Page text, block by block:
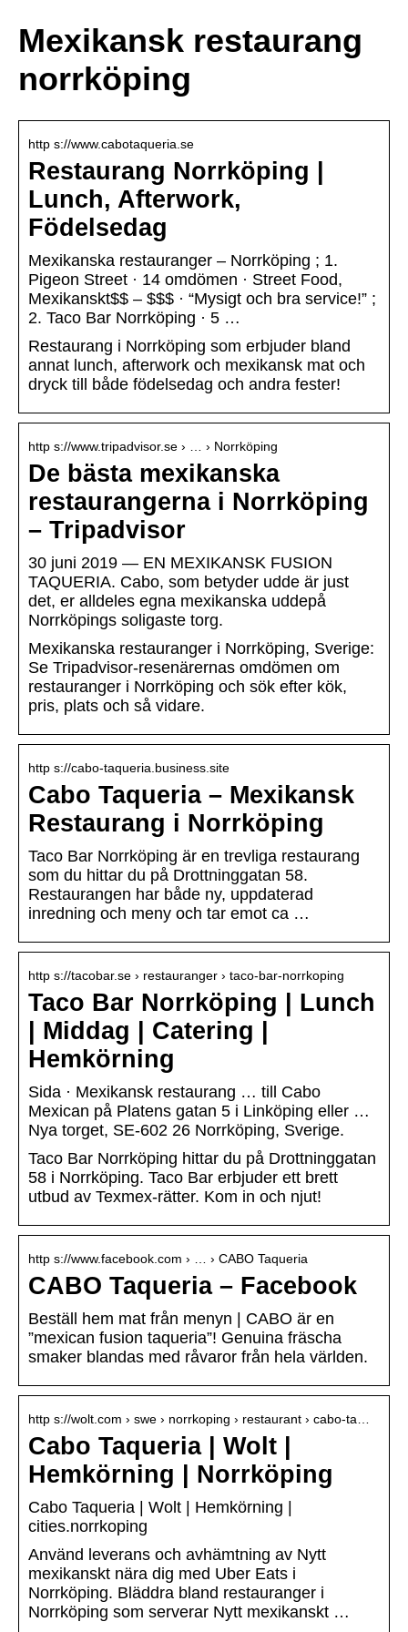
Mexikansk restaurang
norrköping
http s://www.cabotaqueria.se
Restaurang Norrköping |
Lunch, Afterwork,
Födelsedag
Mexikanska restauranger – Norrköping ; 1.
Pigeon Street · 14 omdömen · Street Food,
Mexikanskt$$ – $$$ · “Mysigt och bra service!” ;
2. Taco Bar Norrköping · 5 …
Restaurang i Norrköping som erbjuder bland
annat lunch, afterwork och mexikansk mat och
dryck till både födelsedag och andra fester!
http s://www.tripadvisor.se › … › Norrköping
De bästa mexikanska
restaurangerna i Norrköping
– Tripadvisor
30 juni 2019 — EN MEXIKANSK FUSION
TAQUERIA. Cabo, som betyder udde är just
det, er alldeles egna mexikanska uddepå
Norrköpings soligaste torg.
Mexikanska restauranger i Norrköping, Sverige:
Se Tripadvisor-resenärernas omdömen om
restauranger i Norrköping och sök efter kök,
pris, plats och så vidare.
http s://cabo-taqueria.business.site
Cabo Taqueria – Mexikansk
Restaurang i Norrköping
Taco Bar Norrköping är en trevliga restaurang
som du hittar du på Drottninggatan 58.
Restaurangen har både ny, uppdaterad
inredning och meny och tar emot ca …
http s://tacobar.se › restauranger › taco-bar-norrkoping
Taco Bar Norrköping | Lunch
| Middag | Catering |
Hemkörning
Sida · Mexikansk restaurang … till Cabo
Mexican på Platens gatan 5 i Linköping eller …
Nya torget, SE-602 26 Norrköping, Sverige.
Taco Bar Norrköping hittar du på Drottninggatan
58 i Norrköping. Taco Bar erbjuder ett brett
utbud av Texmex-rätter. Kom in och njut!
http s://www.facebook.com › … › CABO Taqueria
CABO Taqueria – Facebook
Beställ hem mat från menyn | CABO är en
”mexican fusion taqueria”! Genuina fräscha
smaker blandas med råvaror från hela världen.
http s://wolt.com › swe › norrkoping › restaurant › cabo-ta…
Cabo Taqueria | Wolt |
Hemkörning | Norrköping
Cabo Taqueria | Wolt | Hemkörning |
cities.norrkoping
Använd leverans och avhämtning av Nytt
mexikanskt nära dig med Uber Eats i
Norrköping. Bläddra bland restauranger i
Norrköping som serverar Nytt mexikanskt …